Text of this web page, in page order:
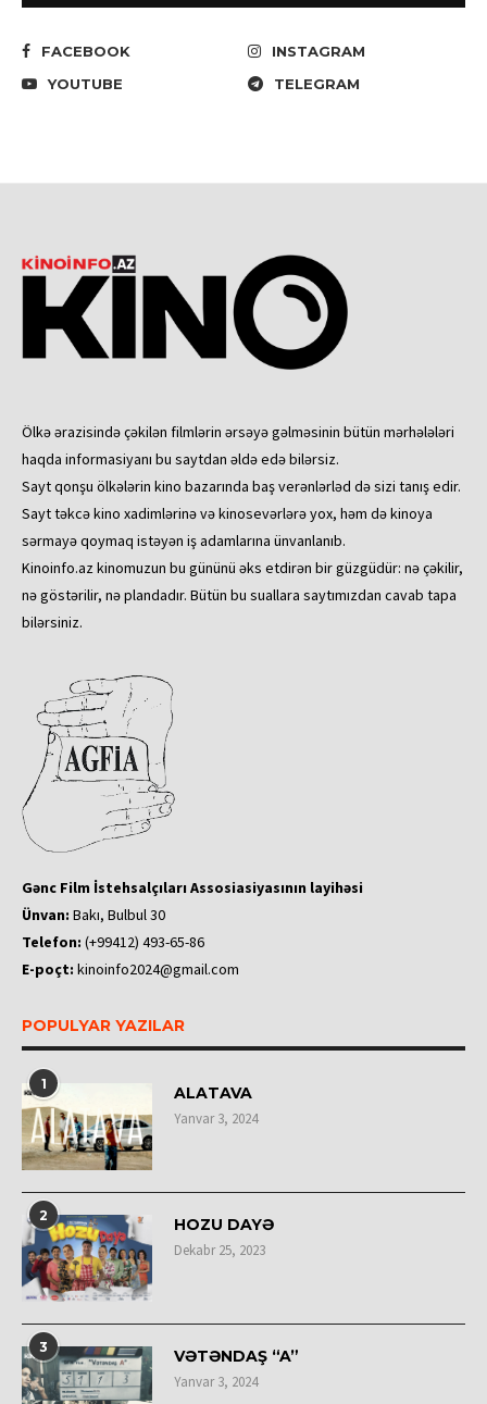
FACEBOOK
INSTAGRAM
YOUTUBE
TELEGRAM
Ölkə ərazisində çəkilən filmlərin ərsəyə gəlməsinin bütün mərhələləri
haqda informasiyanı bu saytdan əldə edə bilərsiz.
Sayt qonşu ölkələrin kino bazarında baş verənlərləd də sizi tanış edir.
Sayt təkcə kino xadimlərinə və kinosevərlərə yox, həm də kinoya
sərmayə qoymaq istəyən iş adamlarına ünvanlanıb.
Kinoinfo.az kinomuzun bu gününü əks etdirən bir güzgüdür: nə çəkilir,
nə göstərilir, nə plandadır. Bütün bu suallara saytımızdan cavab tapa
bilərsiniz.
Gənc Film İstehsalçıları Assosiasiyasının layihəsi
Ünvan: Bakı, Bulbul 30
Telefon: (+99412) 493-65-86
E-poçt: kinoinfo2024@gmail.com
POPULYAR YAZILAR
1 ALATAVA
Yanvar 3, 2024
2 HOZU DAYƏ
Dekabr 25, 2023
3 VƏTƏNDAŞ “A”
Yanvar 3, 2024